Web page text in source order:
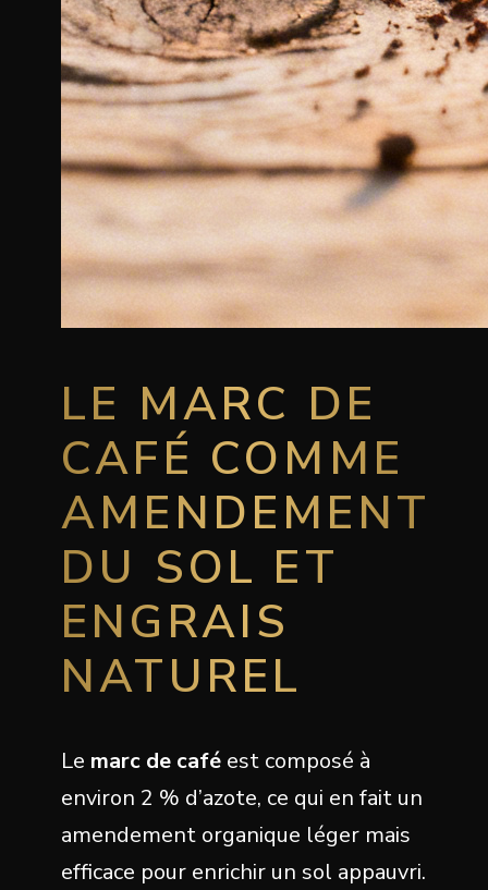
LE MARC DE
CAFÉ COMME
AMENDEMENT
DU SOL ET
ENGRAIS
NATUREL
Le marc de café est composé à
environ 2 % d’azote, ce qui en fait un
amendement organique léger mais
efficace pour enrichir un sol appauvri.